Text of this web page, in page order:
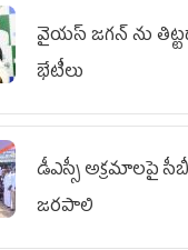
వైయ‌స్ జగన్‌ ను
భేటీలు
డీఎస్సీ అక్రమాలపై
జరపాలి